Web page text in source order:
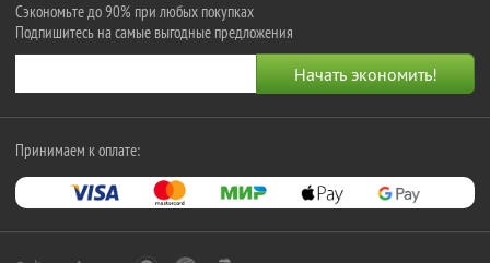
Сэкономьте до 90% при любых покупках
Подпишитесь на самые выгодные предложения
Принимаем к оплате: